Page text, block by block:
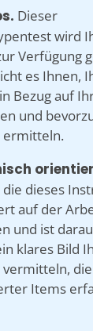
Dieser
wird
Verfügung
es Ihnen,
Bezug auf
und
ermitteln.
dieses
auf der
und ist
klares Bild
vermitteln,
Items